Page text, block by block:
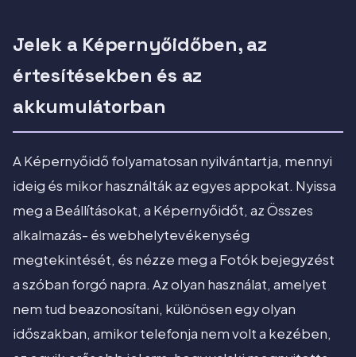
Jelek a Képernyőidőben, az
értesítésekben és az
akkumulátorban
A Képernyőidő folyamatosan nyilvántartja, mennyi
ideig és mikor használták az egyes appokat. Nyissa
meg a Beállításokat, a Képernyőidőt, az Összes
alkalmazás- és webhelytevékenység
megtekintését, és nézze meg a Fotók bejegyzést
a szóban forgó napra. Az olyan használat, amelyet
nem tud beazonosítani, különösen egy olyan
időszakban, amikor telefonja nem volt a kezében,